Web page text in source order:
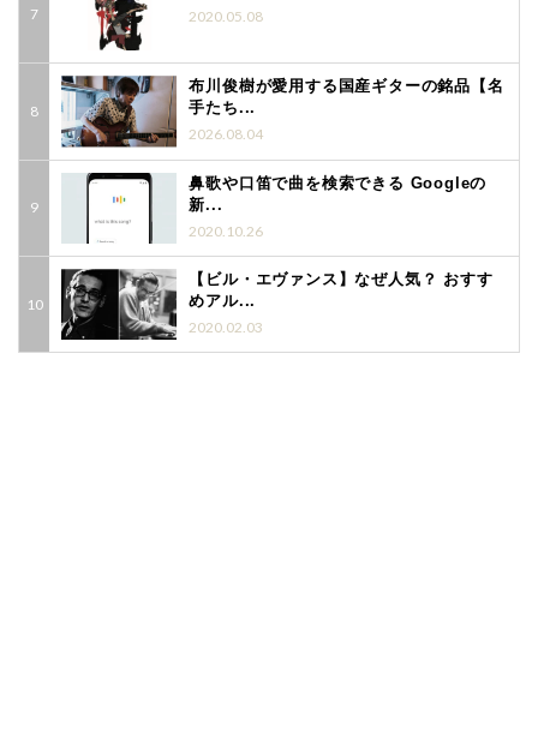
2020.05.08
布川俊樹が愛用する国産ギターの銘品【名
手たち...
2026.08.04
鼻歌や口笛で曲を検索できる Googleの
新...
2020.10.26
【ビル・エヴァンス】なぜ人気？ おすす
めアル...
2020.02.03